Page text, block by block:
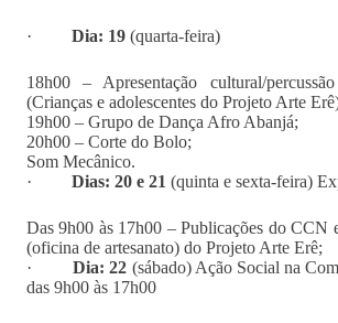
· Dia: 19 (quarta-feira)
18h00 – Apresentação cultural/
(Crianças e adolescentes do Projeto Arte
19h00 – Grupo de Dança Afro Abanjá;
20h00 – Corte do Bolo;
Som Mecânico.
· Dias: 20 e 21 (quinta e sexta-feira)
Das 9h00 às 17h00 – Publicações do CCN
(oficina de artesanato) do Projeto Arte Erê;
·Dia: 22 (sábado) Ação Social na
das 9h00 às 17h00